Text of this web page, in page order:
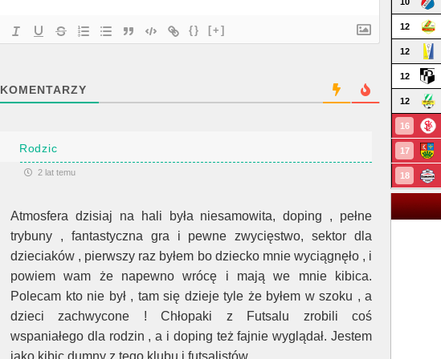
{} [+]
KOMENTARZY
Rodzic
2 lat temu
Atmosfera dzisiaj na hali była niesamowita, doping , pełne
trybuny , fantastyczna gra i pewne zwycięstwo, sektor dla
dzieciaków , pierwszy raz byłem bo dziecko mnie wyciągnęło , i
powiem wam że napewno wrócę i mają we mnie kibica.
Polecam kto nie był , tam się dzieje tyle że byłem w szoku , a
dzieci zachwycone ! Chłopaki z Futsalu zrobili coś
wspaniałego dla rodzin , a i doping też fajnie wyglądał. Jestem
jako kibic dumny z tego klubu i futsalistów.
12
12
12
12
16
17
18